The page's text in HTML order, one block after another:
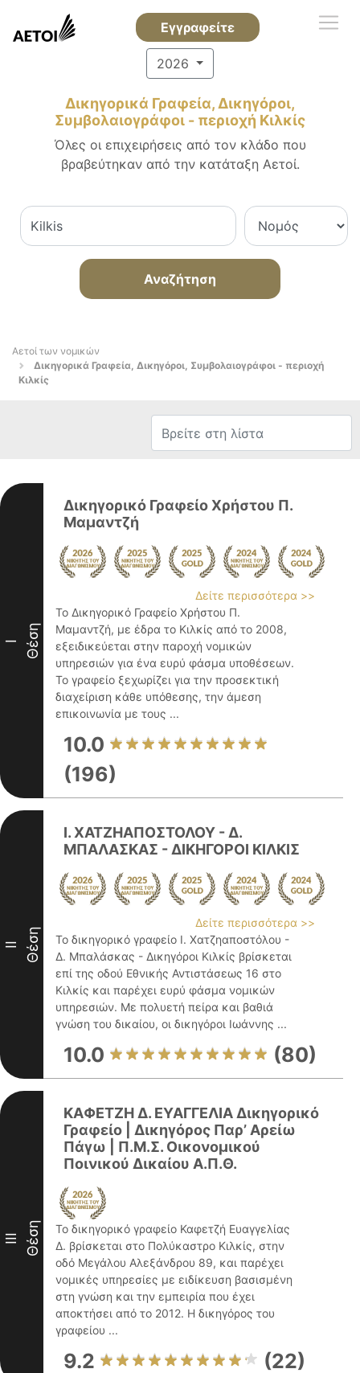
Εγγραφείτε
2026
Δικηγορικά Γραφεία, Δικηγόροι,
Συμβολαιογράφοι - περιοχή Κιλκίς
Όλες οι επιχειρήσεις από τον κλάδο που
βραβεύτηκαν από την κατάταξη Αετοί.
Αναζήτηση
Αετοί των νομικών
Δικηγορικά Γραφεία, Δικηγόροι, Συμβολαιογράφοι - περιοχή
Κιλκίς
I Θέση
Δικηγορικό Γραφείο Χρήστου Π.
Μαμαντζή
Δείτε περισσότερα >>
Το Δικηγορικό Γραφείο Χρήστου Π.
Μαμαντζή, με έδρα το Κιλκίς από το 2008,
εξειδικεύεται στην παροχή νομικών
υπηρεσιών για ένα ευρύ φάσμα υποθέσεων.
Το γραφείο ξεχωρίζει για την προσεκτική
διαχείριση κάθε υπόθεσης, την άμεση
επικοινωνία με τους ...
10.0
(196)
II Θέση
Ι. ΧΑΤΖΗΑΠΟΣΤΟΛΟΥ - Δ.
ΜΠΑΛΑΣΚΑΣ - ΔΙΚΗΓΟΡΟΙ ΚΙΛΚΙΣ
Δείτε περισσότερα >>
Το δικηγορικό γραφείο Ι. Χατζηαποστόλου -
Δ. Μπαλάσκας - Δικηγόροι Κιλκίς βρίσκεται
επί της οδού Εθνικής Αντιστάσεως 16 στο
Κιλκίς και παρέχει ευρύ φάσμα νομικών
υπηρεσιών. Με πολυετή πείρα και βαθιά
γνώση του δικαίου, οι δικηγόροι Ιωάννης ...
10.0 (80)
III Θέση
ΚΑΦΕΤΖΗ Δ. ΕΥΑΓΓΕΛΙΑ Δικηγορικό
Γραφείο | Δικηγόρος Παρ’ Αρείω
Πάγω | Π.Μ.Σ. Οικονομικού
Ποινικού Δικαίου Α.Π.Θ.
Το δικηγορικό γραφείο Καφετζή Ευαγγελίας
Δ. βρίσκεται στο Πολύκαστρο Κιλκίς, στην
οδό Μεγάλου Αλεξάνδρου 89, και παρέχει
νομικές υπηρεσίες με ειδίκευση βασισμένη
στη γνώση και την εμπειρία που έχει
αποκτήσει από το 2012. Η δικηγόρος του
γραφείου ...
9.2 (22)